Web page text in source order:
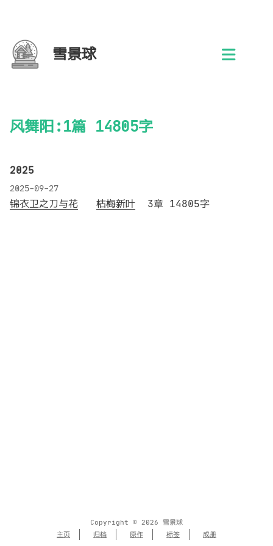
雪景球
风舞阳:1篇 14805字
2025
2025-09-27
锦衣卫之刀与花 枯梅新叶 3章 14805字
Copyright © 2026 雪景球
主页
归档 原作 标签 成册